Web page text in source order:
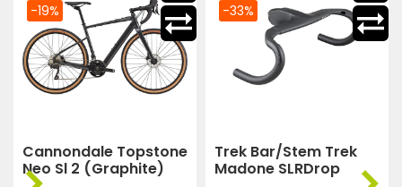
Trek Bar/Stem Trek
Madone SLRDrop
-33%
Trek Bar Trek Madone
Slr Vr-Cf 42Cm
-32%